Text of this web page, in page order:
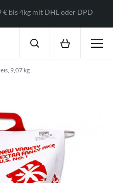
€ bis 4kg mit DHL oder DPD
9,07 kg